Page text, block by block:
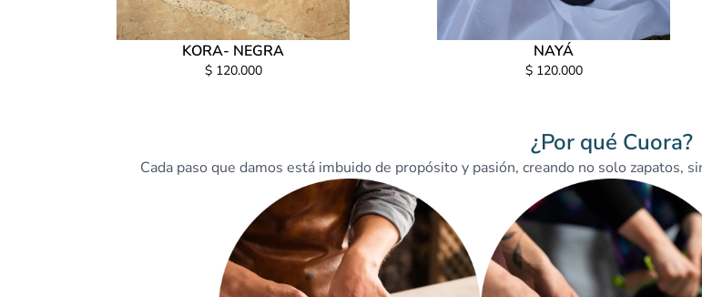
KORA- NEGRA
$ 120.000
NAYÁ
$ 120.000
¿Por qué Cuora?
Cada paso que damos está imbuido de propósito y pasión, creando no solo zapatos,